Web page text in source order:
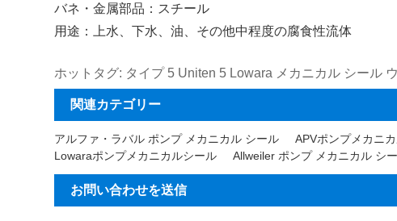
バネ・金属部品：スチール
用途：上水、下水、油、その他中程度の腐食性流体
ホットタグ: タイプ 5 Uniten 5 Lowara メカニカル シール
関連カテゴリー
アルファ・ラバル ポンプ メカニカル シール APVポンプメカニ
Lowaraポンプメカニカルシール
Allweiler ポンプ メカニカル シ
お問い合わせを送信